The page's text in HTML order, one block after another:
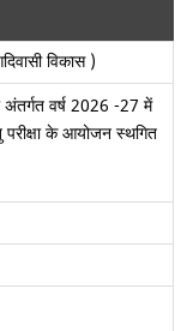
विकास )
अंतर्गत वर्ष 2026 -27 में
के आयोजन स्थगित